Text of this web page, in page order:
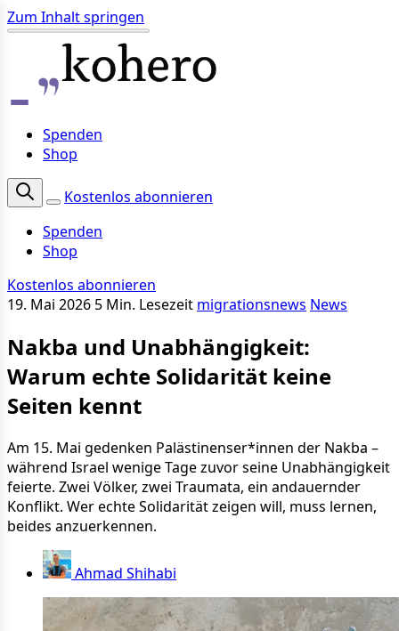
Zum Inhalt springen
Spenden
Shop
Kostenlos abonnieren
Spenden
Shop
Kostenlos abonnieren
19. Mai 2026 5 Min. Lesezeit migrationsnews News
Nakba und Unabhängigkeit:
Warum echte Solidarität keine
Seiten kennt
Am 15. Mai gedenken Palästinenser*innen der Nakba –
während Israel wenige Tage zuvor seine Unabhängigkeit
feierte. Zwei Völker, zwei Traumata, ein andauernder
Konflikt. Wer echte Solidarität zeigen will, muss lernen,
beides anzuerkennen.
Ahmad Shihabi